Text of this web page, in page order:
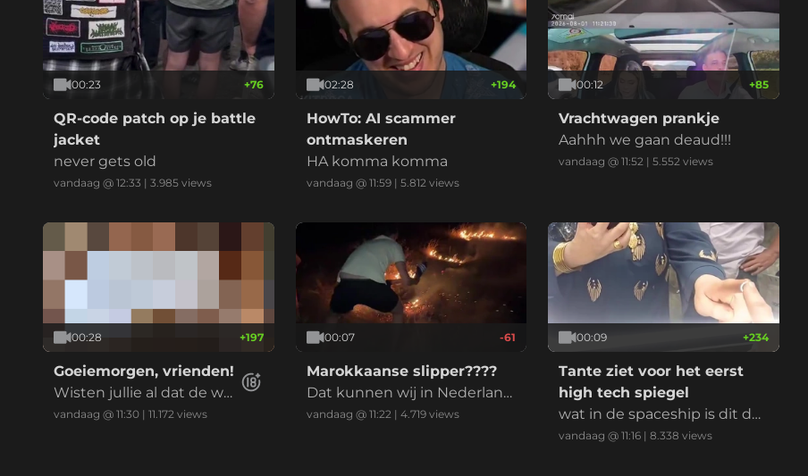
00:23 +76
QR-code patch op je battle
jacket
never gets old
vandaag @ 12:33 | 3.985 views
02:28 +194
HowTo: AI scammer
ontmaskeren
HA komma komma
vandaag @ 11:59| 5.812 views
00:12 +85
Vrachtwagen prankje
Aahhh we gaan deaud!!!
vandaag @ 11:52 |5.552 views
00:28 +197
Goeiemorgen, vrienden!
Wisten jullie al dat de we
ek doormidden is?
vandaag @ 11:30 | 11.172 views
00:07 -61
Marokkaanse slipper????
Dat kunnen wij in Nederland
ook gebruiken met de droog
vandaag @ 11:22| 4.719views
00:09 +234
Tante ziet voor het eerst
high tech spiegel
wat in de spaceship is dit da
n?!
vandaag @ 11:16 |8.338 views